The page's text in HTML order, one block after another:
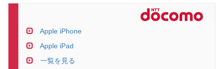
Apple iPhone
Apple iPad
一覧を見る